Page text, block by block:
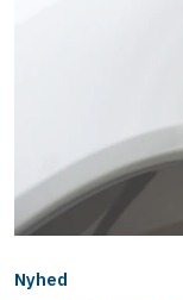
Nyhed